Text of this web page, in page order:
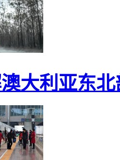
大利亚东